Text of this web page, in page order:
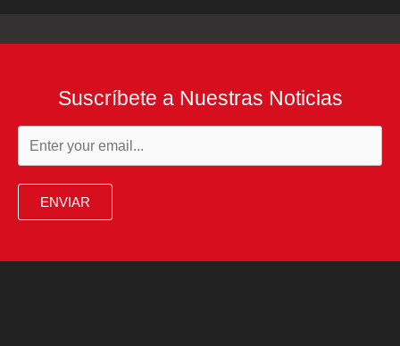
Suscríbete a Nuestras Noticias
ENVIAR